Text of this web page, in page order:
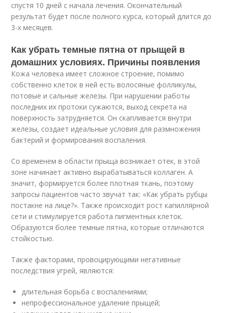
спустя 10 дней с начала лечения. Окончательный
результат будет после полного курса, который длится до
3-х месяцев.
Как убрать темные пятна от прыщей в
домашних условиях. Причины появления
Кожа человека имеет сложное строение, помимо
собственно клеток в ней есть волосяные фолликулы,
потовые и сальные железы. При нарушении работы
последних их протоки сужаются, выход секрета на
поверхность затрудняется. Он скапливается внутри
железы, создает идеальные условия для размножения
бактерий и формирования воспаления.
Со временем в области прыща возникает отек, в этой
зоне начинает активно вырабатываться коллаген. А
значит, формируется более плотная ткань, поэтому
запросы пациентов часто звучат так: «Как убрать рубцы
постакне на лице?». Также происходит рост капиллярной
сети и стимулируется работа пигментных клеток.
Образуются более темные пятна, которые отличаются
стойкостью.
Также факторами, провоцирующими негативные
последствия угрей, являются:
длительная борьба с воспалениями;
непрофессиональное удаление прыщей;